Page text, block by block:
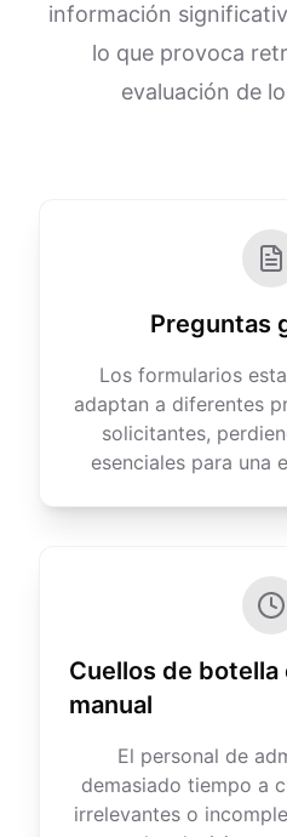
información
lo que provoca
evaluación de
Preguntas
Los formularios
adaptan a diferentes
solicitantes,
esenciales para una
Cuellos de botella
manual
El personal de
demasiado tiempo a
irrelevantes o